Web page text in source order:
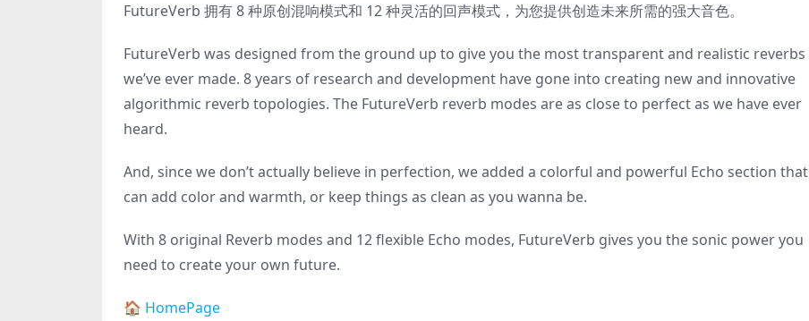
FutureVerb 拥有 8 种原创混响模式和 12 种灵活的回声模式，为您提供创造未来所需的强大音色。
FutureVerb was designed from the ground up to give you the most transparent and realistic reverbs
we’ve ever made. 8 years of research and development have gone into creating new and innovative
algorithmic reverb topologies. The FutureVerb reverb modes are as close to perfect as we have ever
heard.
And, since we don’t actually believe in perfection, we added a colorful and powerful Echo section that
can add color and warmth, or keep things as clean as you wanna be.
With 8 original Reverb modes and 12 flexible Echo modes, FutureVerb gives you the sonic power you
need to create your own future.
🏠 HomePage